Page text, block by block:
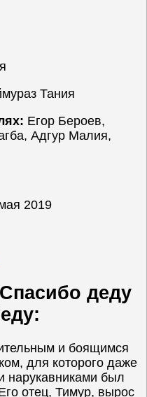
Тания
Егор Бероев,
Адгур Малия,
2019
деду
и боящимся
для которого даже
нарукавниками был
отец, Тимур, вырос